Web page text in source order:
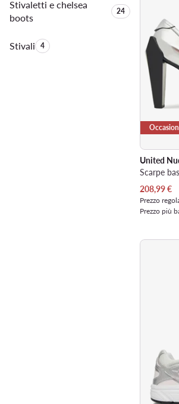
Stivaletti e chelsea
boots
Quantità di
24
StivaliQuantità di prodotti:
4
United
Scarpe
Prezzo
208,99€
Prezzo
Prezzo più